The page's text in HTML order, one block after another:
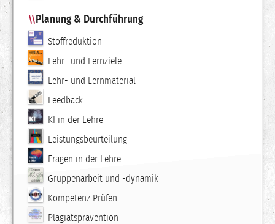
Planung & Durchführung
Stoffreduktion
Lehr- und Lernziele
Lehr- und Lernmaterial
Feedback
KI in der Lehre
Leistungsbeurteilung
Fragen in der Lehre
Gruppenarbeit und -dynamik
Kompetenz Prüfen
Plagiatsprävention